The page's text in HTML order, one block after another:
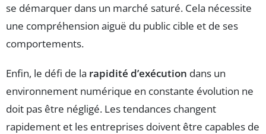
se démarquer dans un marché saturé. Cela nécessite
une compréhension aiguë du public cible et de ses
comportements.
Enfin, le défi de la rapidité d’exécution dans un
environnement numérique en constante évolution ne
doit pas être négligé. Les tendances changent
rapidement et les entreprises doivent être capables de